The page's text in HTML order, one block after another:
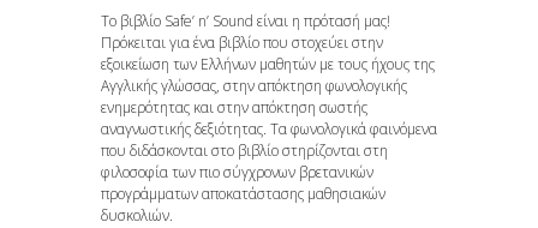
Το βιβλίο Safe’ n’ Sound είναι η πρότασή μας!
Πρόκειται για ένα βιβλίο που στοχεύει στην
εξοικείωση των Ελλήνων μαθητών με τους ήχους της
Αγγλικής γλώσσας, στην απόκτηση φωνολογικής
ενημερότητας και στην απόκτηση σωστής
αναγνωστικής δεξιότητας. Τα φωνολογικά φαινόμενα
που διδάσκονται στο βιβλίο στηρίζονται στη
φιλοσοφία των πιο σύγχρονων βρετανικών
προγράμματων αποκατάστασης μαθησιακών
δυσκολιών.